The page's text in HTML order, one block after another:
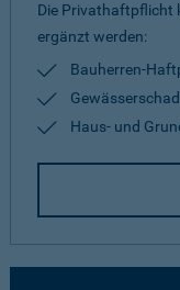
Die Privathaftpflicht
ergänzt werden:
Bauherren-
Haus- und